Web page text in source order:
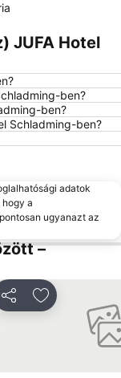
Dachstein
Glacier
Ski Area
JUFA Hotel
ben?
ben?
Schladming-ben?
adatok
a
ugyanazt az
–
MegosztásHozzáadás